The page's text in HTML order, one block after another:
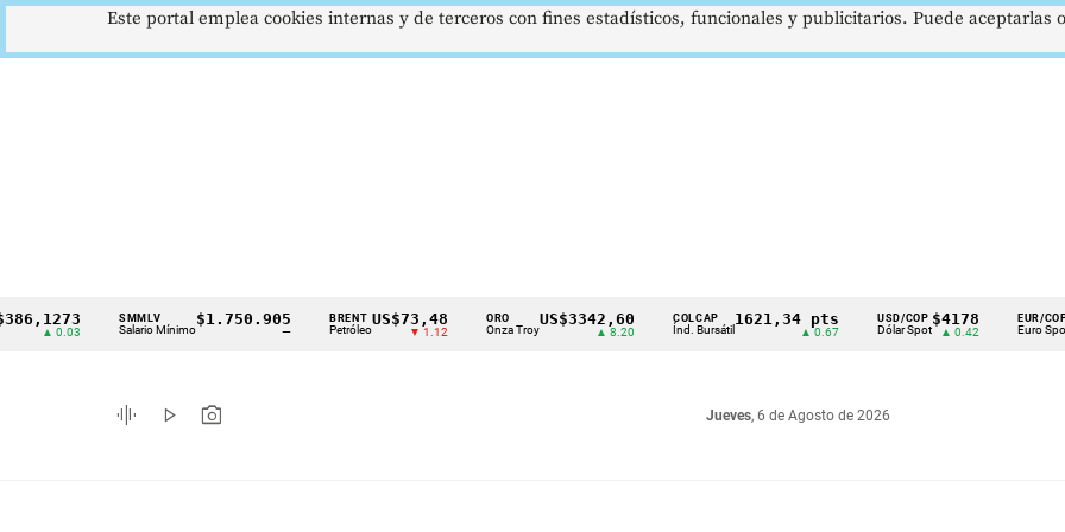
Cintillo
indicadores
económicos
SMMLV
Salario Mínimo
$1.750.905 BRENT
Petróleo
US$73,48
▼ 1.12
ORO
Onza Troy
US$3342,60 COLCAP
Índ. Bursátil
1621,34 pts USD/COP
Dólar Spot
$4178
▲ 0.42
EUR/COP
Euro Spot
graphic_eq play_arrow photo_camera Jueves, 6 de Agosto de 2026
Este portal emplea cookies internas y de terceros con fines estadísticos, funcionales y publicitarios. Puede aceptarlas